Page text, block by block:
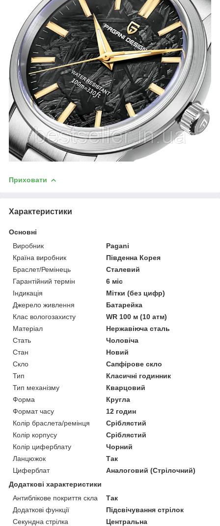
Приховати
Характеристики
Основні
Виробник
Pagani
Країна виробник
Південна Корея
Браслет/Ремінець
Сталевий
Гарантійний термін
6 міс
Індикація
Мітки (без цифр)
Джерело живлення
Батарейка
Клас вологозахисту
WR 100 м (10 атм)
Матеріал
Нержавіюча сталь
Стать
Чоловіча
Стан
Новий
Скло
Сапфірове скло
Тип
Класичні годинник
Тип механізму
Кварцовий
Форма
Кругла
Формат часу
12 годин
Колір браслета/ремінця
Сріблястий
Колір корпусу
Сріблястий
Колір циферблату
Чорний
Ланцюжок
Так
Циферблат
Аналоговий (Стрілочний)
Додаткові характеристики
Антиблікове покриття скла
Так
Додаткові функції
Підсвічування стрілок
Секундна стрілка
Центральна